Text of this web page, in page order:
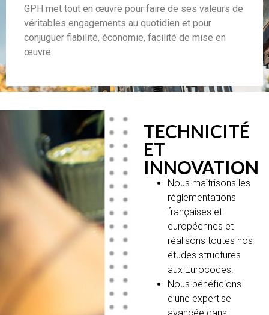
GPH met tout en œuvre pour faire de ses valeurs de
véritables engagements au quotidien et pour
conjuguer fiabilité, économie, facilité de mise en
œuvre.
TECHNICITÉ
ET
INNOVATION
Nous maîtrisons les
réglementations
françaises et
européennes et
réalisons toutes nos
études structures
aux Eurocodes.
Nous bénéficions
d’une expertise